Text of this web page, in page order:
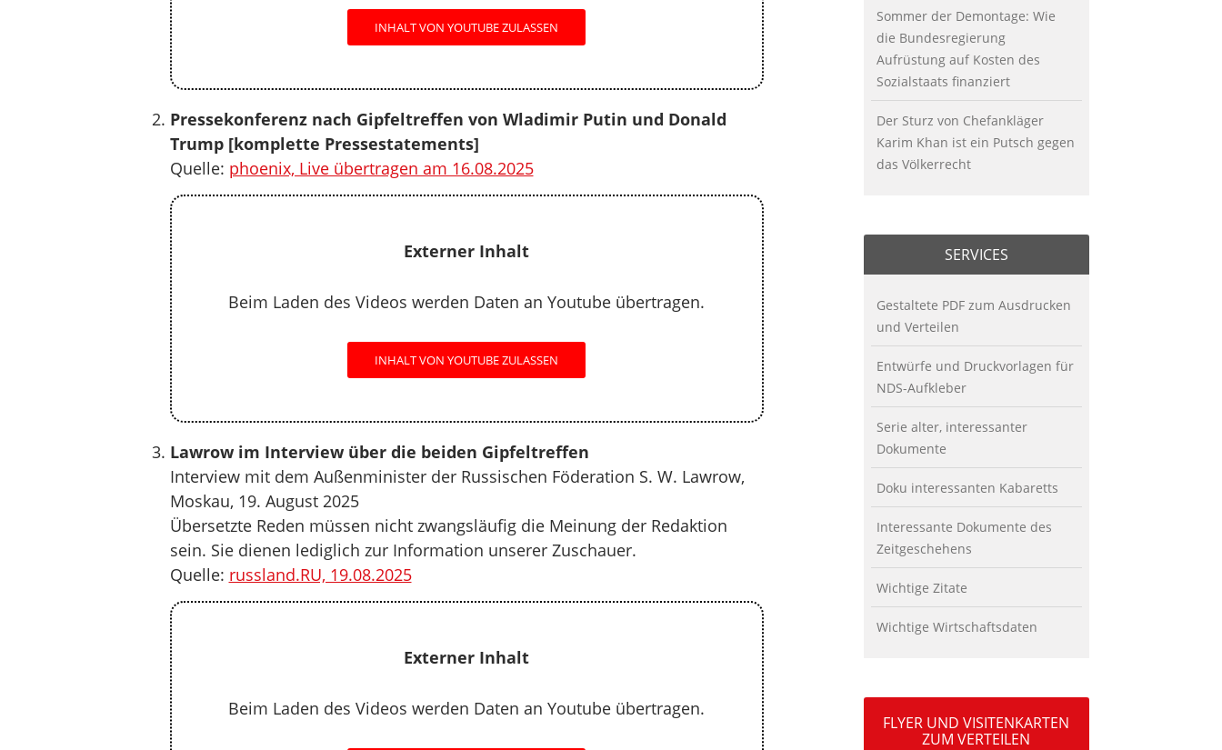
INHALT VON YOUTUBE ZULASSEN
Pressekonferenz nach Gipfeltreffen von Wladimir Putin und Donald
Trump [komplette Pressestatements]
Quelle: phoenix, Live übertragen am 16.08.2025
Externer Inhalt
Beim Laden des Videos werden Daten an Youtube übertragen.
INHALT VON YOUTUBE ZULASSEN
Lawrow im Interview über die beiden Gipfeltreffen
Interview mit dem Außenminister der Russischen Föderation S. W. Lawrow,
Moskau, 19. August 2025
Übersetzte Reden müssen nicht zwangsläufig die Meinung der Redaktion
sein. Sie dienen lediglich zur Information unserer Zuschauer.
Quelle: russland.RU, 19.08.2025
Externer Inhalt
Beim Laden des Videos werden Daten an Youtube übertragen.
Sommer der Demontage: Wie
die Bundesregierung
Aufrüstung auf Kosten des
Sozialstaats finanziert
Der Sturz von Chefankläger
Karim Khan ist ein Putsch gegen
das Völkerrecht
SERVICES
Gestaltete PDF zum Ausdrucken
und Verteilen
Entwürfe und Druckvorlagen für
NDS-Aufkleber
Serie alter, interessanter
Dokumente
Doku interessanten Kabaretts
Interessante Dokumente des
Zeitgeschehens
Wichtige Zitate
Wichtige Wirtschaftsdaten
FLYER UND VISITENKARTEN
ZUM VERTEILEN